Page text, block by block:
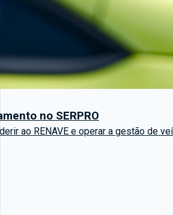
no SERPRO
ao RENAVE e operar a gestão de